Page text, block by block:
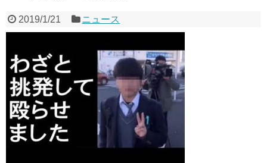
2019/1/21 ニュース